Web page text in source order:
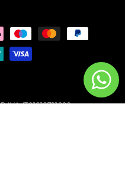
P.IVA IT01612721009